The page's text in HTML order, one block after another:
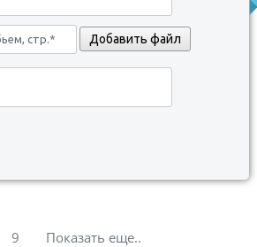
Добавить файл
9 Показать еще..